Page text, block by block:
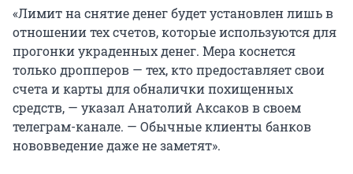
«Лимит на снятие денег будет установлен лишь в
отношении тех счетов, которые используются для
прогонки украденных денег. Мера коснется
только дропперов — тех, кто предоставляет свои
счета и карты для обналички похищенных
средств, — указал Анатолий Аксаков в своем
телеграм-канале. — Обычные клиенты банков
нововведение даже не заметят».